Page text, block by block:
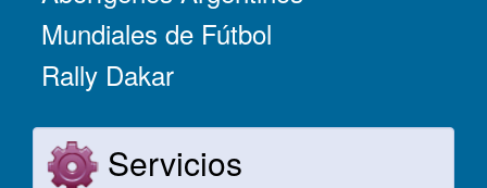
Mundiales de Fútbol
Rally Dakar
Servicios